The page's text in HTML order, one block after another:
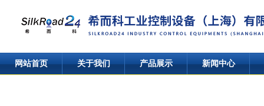
网站首页 关于我们 产品展示 新闻中心